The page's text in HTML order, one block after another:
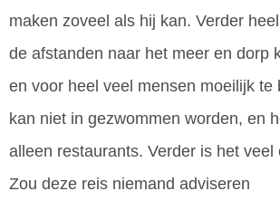
maken zoveel als hij kan. Verder
de afstanden naar het meer en dorp
en voor heel veel mensen moeilijk te
kan niet in gezwommen worden, en
alleen restaurants. Verder is het veel
Zou deze reis niemand adviseren